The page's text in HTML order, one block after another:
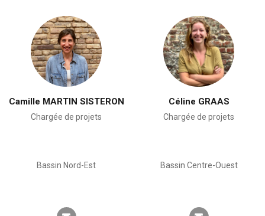
Camille MARTIN SISTERON
Chargée de projets
Bassin Nord-Est
Céline GRAAS
Chargée de projets
Bassin Centre-Ouest